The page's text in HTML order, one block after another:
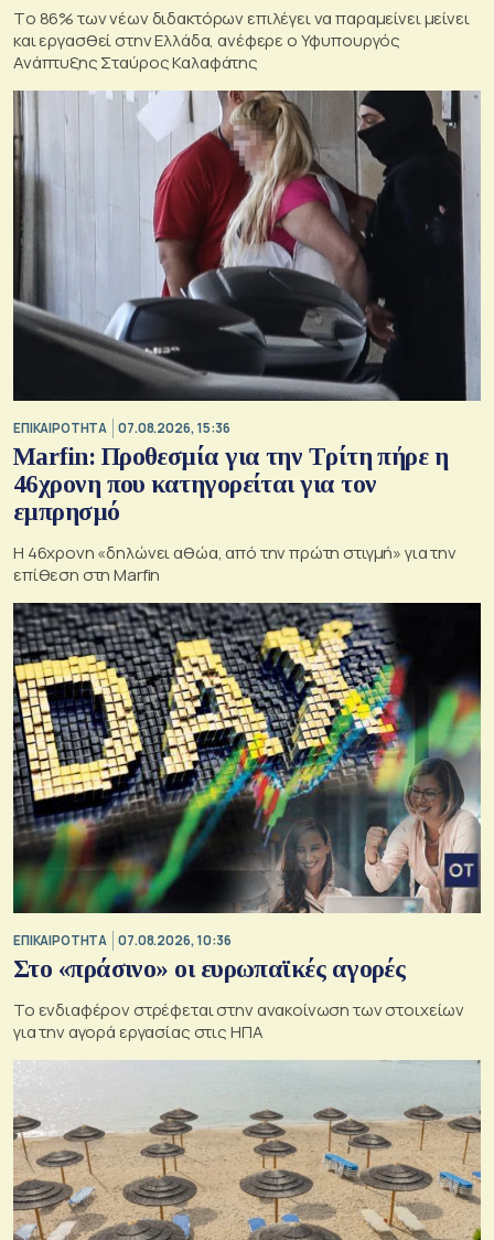
Tο 86% των νέων διδακτόρων επιλέγει να παραμείνει μείνει
και εργασθεί στην Ελλάδα, ανέφερε ο Υφυπουργός
Ανάπτυξης Σταύρος Καλαφάτης
ΕΠΙΚΑΙΡΟΤΗΤΑ 07.08.2026, 15:36
Marfin: Προθεσμία για την Τρίτη πήρε η
46χρονη που κατηγορείται για τον
εμπρησμό
H 46χρονη «δηλώνει αθώα, από την πρώτη στιγμή» για την
επίθεση στη Marfin
ΕΠΙΚΑΙΡΟΤΗΤΑ 07.08.2026, 10:36
Στο «πράσινο» οι ευρωπαϊκές αγορές
Το ενδιαφέρον στρέφεται στην ανακοίνωση των στοιχείων
για την αγορά εργασίας στις ΗΠΑ